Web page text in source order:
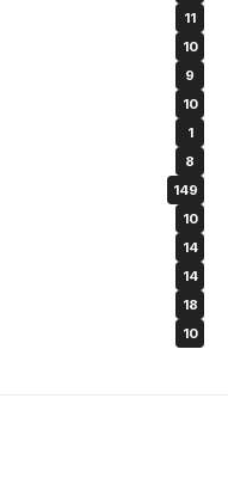
11
10
9
10
1
8
149
10
14
14
18
10